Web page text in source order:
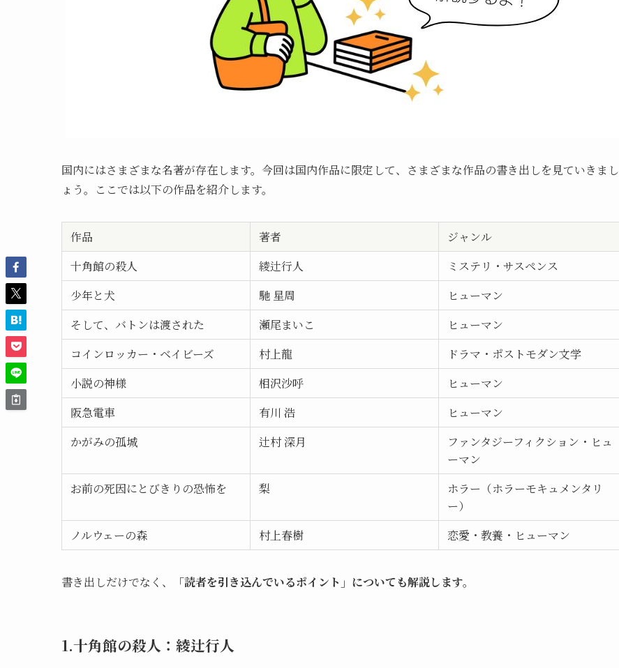
国内にはさまざまな名著が存在します。今回は国内作品に限定して、さまざまな作品の書き出しを見ていきまし
ょう。ここでは以下の作品を紹介します。
作品 著者
ジャンル
十角館の殺人
綾辻行人
ミステリ・サスペンス
少年と犬
馳 星周
ヒューマン
そして、バトンは渡された
瀬尾まいこ
ヒューマン
コインロッカー・ベイビーズ
村上龍
ドラマ・ポストモダン文学
小説の神様
相沢沙呼
ヒューマン
阪急電車
有川 浩
ヒューマン
かがみの孤城
辻村 深月
ファンタジーフィクション・ヒュ
ーマン
お前の死因にとびきりの恐怖を
梨
ホラー（ホラーモキュメンタリ
ー）
ノルウェーの森
村上春樹 恋愛・教養・ヒューマン
書き出しだけでなく、 「読者を引き込んでいるポイント」についても解説します。
1.十角館の殺人：綾辻行人